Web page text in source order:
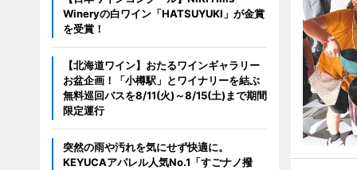
Wineryの白ワイン「HATSUYUKI」が金賞
を受賞！
【北海道ワイン】おたるワインギャラリー
お盆企画！「小樽駅」とワイナリーを結ぶ
無料巡回バスを8/11(火)～8/15(土)まで期間
限定運行
突然の雨や汚れを気にせず快適に。
KEYUCAアパレル人気No.1「すごナノ撥